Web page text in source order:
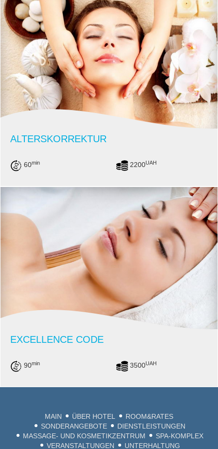
ALTERSKORREKTUR
60min 2200UAH
EXCELLENCE CODE
90min 3500UAH
MAIN ÜBER HOTEL
ROOM&RATES
SONDERANGEBOTE
DIENSTLEISTUNGEN
MASSAGE- UND KOSMETIKZENTRUM
SPA-KOMPLEX
VERANSTALTUNGEN
UNTERHALTUNG